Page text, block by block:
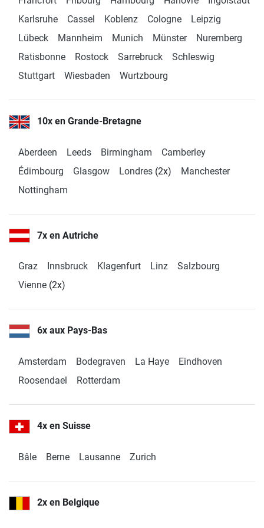
de 10:00
Fitshop en Bonn
Sandkaule 13
53111 Bonn
Ruhrölstraße 1
46240 Bottrop
Ouvert Lundi à partir
(671)
Fitshop en Brunswick
38102 Braunschweig
Ouvert Lundi à partir
Fitshop en Brême
28199 Bremen
Ouvert Lundi à partir
Fitshop en Dortmund
44139 Dortmund
Karlsruhe
Cassel Koblenz Cologne
Leipzig
Lübeck
Mannheim Munich Münster
Nuremberg
Ratisbonne
Rostock Sarrebruck
Schleswig
Stuttgart
Wiesbaden Wurtzbourg
10x en Grande-Bretagne
Aberdeen Leeds Birmingham
Camberley
Édimbourg
Glasgow Londres (2x)
Manchester
Nottingham
7x en Autriche
Graz Innsbruck Klagenfurt Linz
Salzbourg
Vienne (2x)
6x aux Pays-Bas
Amsterdam Bodegraven La Haye
Eindhoven
Roosendael
Rotterdam
4x en Suisse
Bâle Berne Lausanne Zurich
2x en Belgique